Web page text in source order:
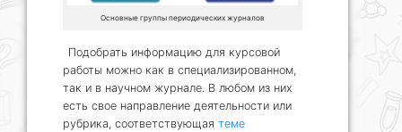
Основные группы периодических журналов
Подобрать информацию для курсовой
работы можно как в специализированном,
так и в научном журнале. В любом из них
есть свое направление деятельности или
рубрика, соответствующая теме